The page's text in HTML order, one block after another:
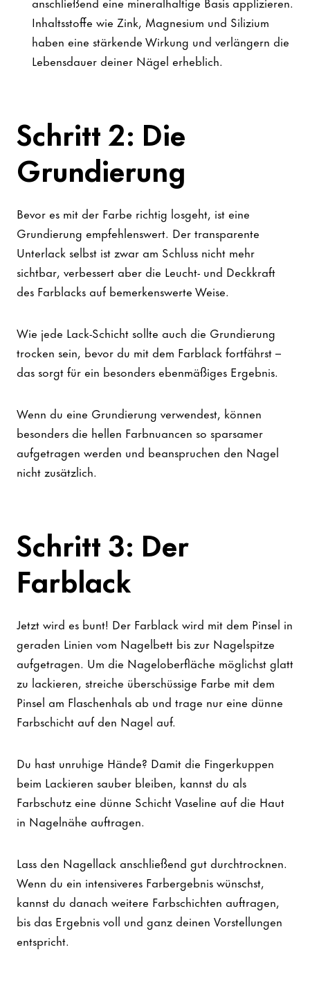
Inhaltsstoffe wie Zink, Magnesium und Silizium
haben eine stärkende Wirkung und verlängern die
Lebensdauer deiner Nägel erheblich.
Schritt 2: Die
Grundierung
Bevor es mit der Farbe richtig losgeht, ist eine
Grundierung empfehlenswert. Der transparente
Unterlack selbst ist zwar am Schluss nicht mehr
sichtbar, verbessert aber die Leucht- und Deckkraft
des Farblacks auf bemerkenswerte Weise.
Wie jede Lack-Schicht sollte auch die Grundierung
trocken sein, bevor du mit dem Farblack fortfährst –
das sorgt für ein besonders ebenmäßiges Ergebnis.
Wenn du eine Grundierung verwendest, können
besonders die hellen Farbnuancen so sparsamer
aufgetragen werden und beanspruchen den Nagel
nicht zusätzlich.
Schritt 3: Der
Farblack
Jetzt wird es bunt! Der Farblack wird mit dem Pinsel in
geraden Linien vom Nagelbett bis zur Nagelspitze
aufgetragen. Um die Nageloberfläche möglichst glatt
zu lackieren, streiche überschüssige Farbe mit dem
Pinsel am Flaschenhals ab und trage nur eine dünne
Farbschicht auf den Nagel auf.
Du hast unruhige Hände? Damit die Fingerkuppen
beim Lackieren sauber bleiben, kannst du als
Farbschutz eine dünne Schicht Vaseline auf die Haut
in Nagelnähe auftragen.
Lass den Nagellack anschließend gut durchtrocknen.
Wenn du ein intensiveres Farbergebnis wünschst,
kannst du danach weitere Farbschichten auftragen,
bis das Ergebnis voll und ganz deinen Vorstellungen
entspricht.